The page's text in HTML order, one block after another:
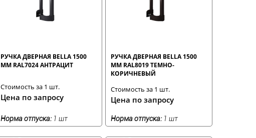
РУЧКА ДВЕРНАЯ BELLA 1500
ММ RAL7024 АНТРАЦИТ
Стоимость за 1 шт.
Цена по запросу
Норма отпуска:1 шт
РУЧКА ДВЕРНАЯ BELLA 1500
ММ RAL8019 ТЕМНО-
КОРИЧНЕВЫЙ
Стоимость за 1 шт.
Цена по запросу
Норма отпуска: 1 шт